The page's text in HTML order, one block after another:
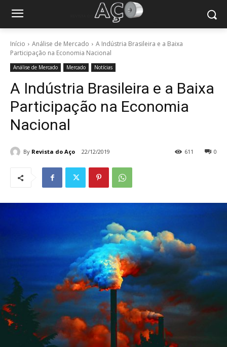
Início Análise de Mercado
A Indústria Brasileira e a Baixa
Participação na Economia Nacional
Análise de Mercado Mercado Notícias
A Indústria Brasileira e a Baixa
Participação na Economia
Nacional
By Revista do Aço 22/12/2019 0
611